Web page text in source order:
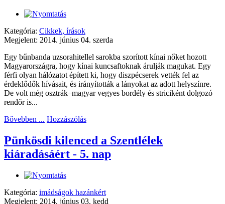
Kategória: Cikkek, írások
Megjelent: 2014. június 04. szerda
Egy bűnbanda uzsorahitellel sarokba szorított kínai nőket hozott
Magyarországra, hogy kínai kuncsaftoknak árulják magukat. Egy
férfi olyan hálózatot épített ki, hogy diszpécserek vették fel az
érdeklődők hívásait, és irányították a lányokat az adott helyszínre.
De volt még osztrák–magyar vegyes bordély és striciként dolgozó
rendőr is...
Bővebben ... Hozzászólás
Pünkösdi kilenced a Szentlélek
kiáradásáért - 5. nap
Kategória: imádságok hazánkért
Megjelent: 2014. június 03. kedd